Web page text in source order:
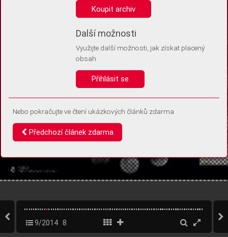
Anonymní unikátní ID
Díky němu příště poznáme, že se jedná o stejné zařízení, a
Identifikátor je zcela anonymní.
Vaše souhlasy a odmítnutí si ukládáme do vašeho zařízení, abychom se
vás už příště znovu neptali. Můžete je kdykoli později upravit ve Správě
9/2014 8
Koupit archiv
Další možnosti
Využijte další možnosti, jak získat placený
obsah
Přihlásit se
Nebo pokračujte ve čtení ukázkových článků zdarma
Předchozí článek zdarma